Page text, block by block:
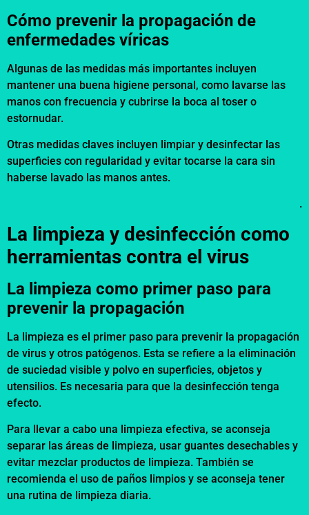
Cómo prevenir la propagación de
enfermedades víricas
Algunas de las medidas más importantes incluyen
mantener una buena higiene personal, como lavarse las
manos con frecuencia y cubrirse la boca al toser o
estornudar.
Otras medidas claves incluyen limpiar y desinfectar las
superficies con regularidad y evitar tocarse la cara sin
haberse lavado las manos antes.
.
La limpieza y desinfección como
herramientas contra el virus
La limpieza como primer paso para
prevenir la propagación
La limpieza es el primer paso para prevenir la propagación
de virus y otros patógenos. Esta se refiere a la eliminación
de suciedad visible y polvo en superficies, objetos y
utensilios. Es necesaria para que la desinfección tenga
efecto.
Para llevar a cabo una limpieza efectiva, se aconseja
separar las áreas de limpieza, usar guantes desechables y
evitar mezclar productos de limpieza. También se
recomienda el uso de paños limpios y se aconseja tener
una rutina de limpieza diaria.